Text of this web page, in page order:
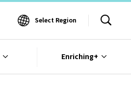
Select Region
Enriching+